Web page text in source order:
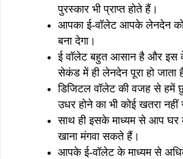
पुरस्कार भी प्राप्त होते हैं।
आपका ई-वॉलेट आपके लेनदेन
बना देगा।
ई वॉलेट बहुत आसान है और इस
सेकंड में ही लेनदेन पूरा हो जाता
डिजिटल वॉलेट की वजह से हमें
उधर होने का भी कोई खतरा नहीं
साथ ही इसके माध्यम से आप घर
खाना मंगवा सकते हैं।
आपके ई-वॉलेट के माध्यम से